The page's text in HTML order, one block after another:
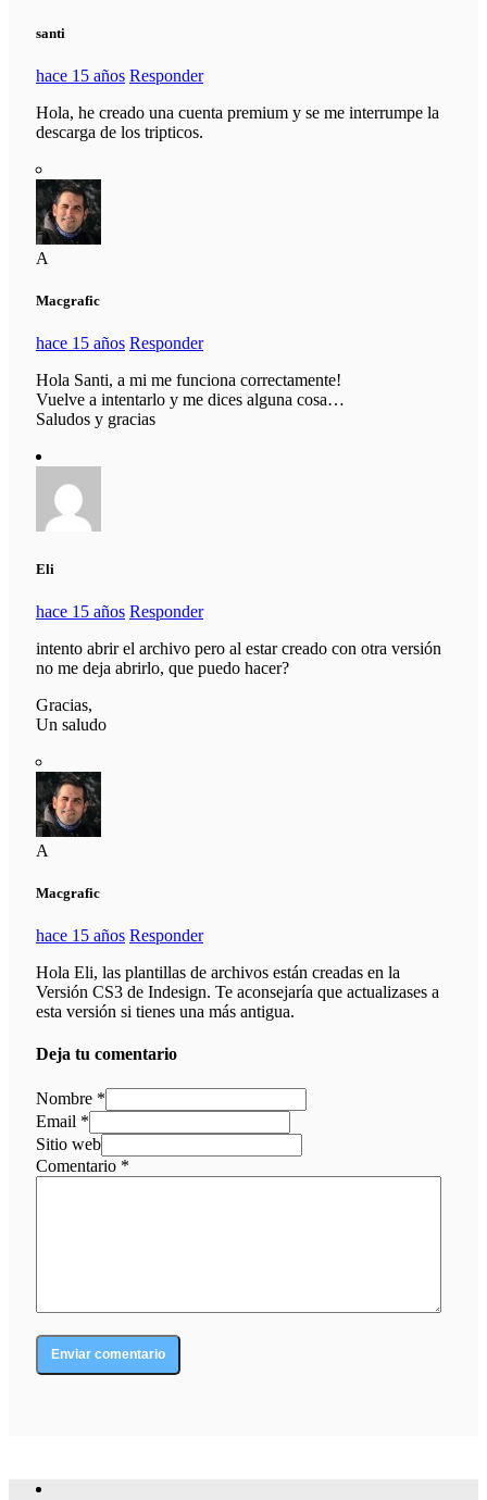
santi
hace 15 años Responder
Hola, he creado una cuenta premium y se me interrumpe la
descarga de los tripticos.
A
Macgrafic
hace 15 años Responder
Hola Santi, a mi me funciona correctamente!
Vuelve a intentarlo y me dices alguna cosa…
Saludos y gracias
Eli
hace 15 años Responder
intento abrir el archivo pero al estar creado con otra versión
no me deja abrirlo, que puedo hacer?
Gracias,
Un saludo
A
Macgrafic
hace 15 años Responder
Hola Eli, las plantillas de archivos están creadas en la
Versión CS3 de Indesign. Te aconsejaría que actualizases a
esta versión si tienes una más antigua.
Deja tu comentario
Nombre *
Email *
Sitio web
Comentario *